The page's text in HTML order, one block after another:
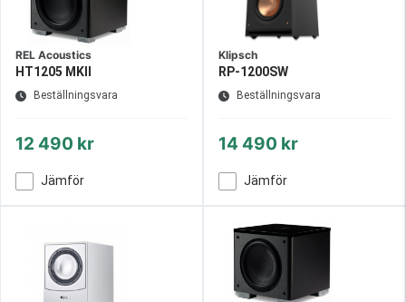
REL Acoustics
HT1205 MKII
Beställningsvara
12 490 kr
Jämför
Klipsch
RP-1200SW
Beställningsvara
14 490 kr
Jämför